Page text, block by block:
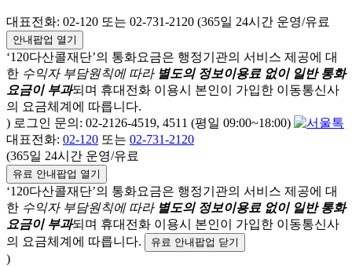
대표전화: 02-120 또는 02-731-2120 (365일 24시간 운영/유료
안내팝업 열기
‘120다산콜재단’의 통화요금은 행정기관의 서비스 제공에 대
한 수익자 부담원칙에 따라 별도의 정보이용료 없이 일반 통화
요금이 부과되며 휴대전화 이용시 본인이 가입한 이동통신사
의 요금체계에 따릅니다.
) 로그인 문의: 02-2126-4519, 4511 (평일 09:00~18:00)
대표전화: 02-120 또는 02-731-2120
(365일 24시간 운영/유료
유료 안내팝업 열기
‘120다산콜재단’의 통화요금은 행정기관의 서비스 제공에 대
한 수익자 부담원칙에 따라 별도의 정보이용료 없이 일반 통화
요금이 부과되며 휴대전화 이용시 본인이 가입한 이동통신사
의 요금체계에 따릅니다.
유료 안내팝업 닫기
)